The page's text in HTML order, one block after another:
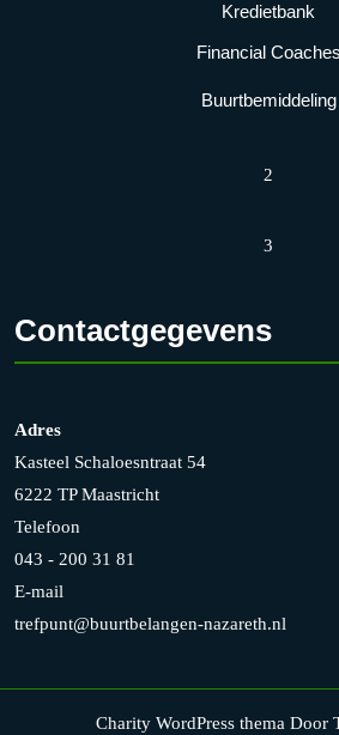
Kredietbank
Financial Coaches
Buurtbemiddeling
2
3
Contactgegevens
Adres
Kasteel Schaloesntraat 54
6222 TP Maastricht
Telefoon
043 - 200 31 81
E-mail
trefpunt@buurtbelangen-nazareth.nl
Charity WordPress thema Door